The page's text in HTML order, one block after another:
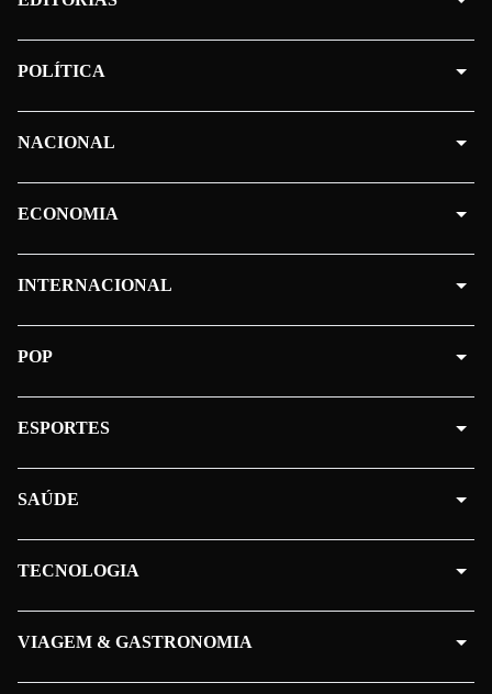
POLÍTICA
NACIONAL
ECONOMIA
INTERNACIONAL
POP
ESPORTES
SAÚDE
TECNOLOGIA
VIAGEM & GASTRONOMIA